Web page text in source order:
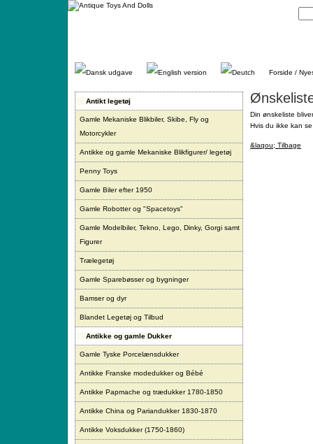
Gå
Forside /
Antikt legetøj
Gamle Mekaniske Blikbiler, Skibe, Fly og
Motorcykler
Antikke og gamle Mekaniske Blikfigurer/ legetøj
Penny Toys
Gamle Biler efter 1950
Gamle Robotter og "Spacetoys"
Gamle Modelbiler, Tekno, Lego, Dinky, Gorgi samt
Figurer
Trælegetøj
Gamle Sparebøsser og bygninger
Bamser og dyr
Blandet Legetøj og Tilbud
Antikke og gamle Dukker
Gamle Tyske Porcelænsdukker
Antikke Franske modedukker og Bébé
Antikke Papmache og trædukker 1780-1850
Antikke China og Pariandukker 1830-1870
Antikke Voksdukker (1750-1860)
Din ønskeliste
Hvis du ikke kan
&laqou; Tilbage